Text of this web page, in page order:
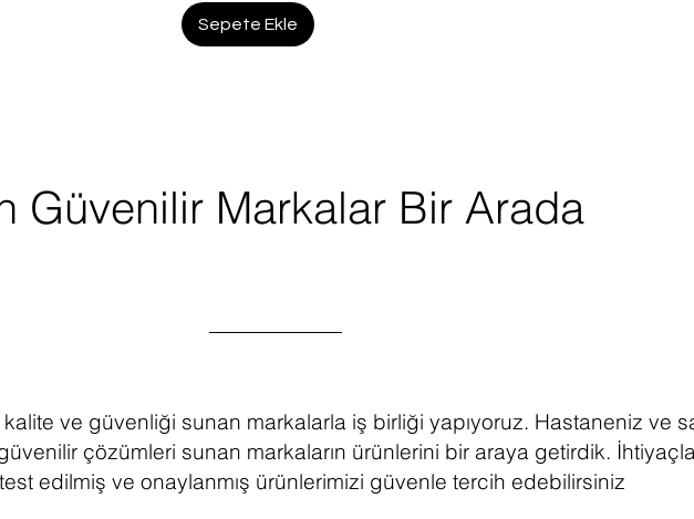
Sepete Ekle
Güvenilir Markalar Bir Arada
ve güvenliği sunan markalarla iş birliği yapıyoruz. Hastaneniz ve
çözümleri sunan markaların ürünlerini bir araya getirdik.
edilmiş ve onaylanmış ürünlerimizi güvenle tercih edebilirsiniz